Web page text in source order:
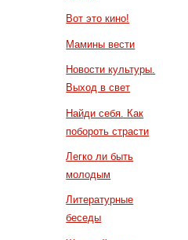
Вот это кино!
Мамины вести
Новости культуры.
Выход в свет
Найди себя. Как
побороть страсти
Легко ли быть
молодым
Литературные
беседы